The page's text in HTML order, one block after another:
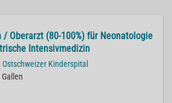
/ Oberarzt (80-100%) für Neonatologie
Intensivmedizin
Ostschweizer Kinderspital